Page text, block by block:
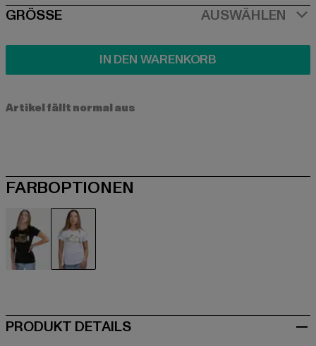
SIZE
GRÖSSE AUSWÄHLEN
IN DEN WARENKORB
Artikel fällt normal aus
FARBOPTIONEN
PRODUKT DETAILS